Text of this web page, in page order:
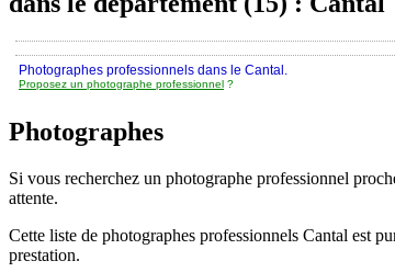
Photographes professionnels dans le Cantal.
Proposez un photographe professionnel ?
Photographes
Si vous recherchez un photographe professionnel
attente.
Cette liste de photographes professionnels Cantal est
prestation.